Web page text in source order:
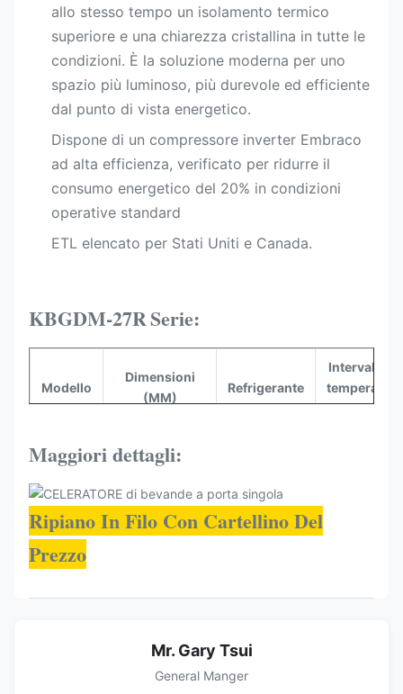
allo stesso tempo un isolamento termico
superiore e una chiarezza cristallina in tutte le
condizioni. È la soluzione moderna per uno
spazio più luminoso, più durevole ed efficiente
dal punto di vista energetico.
Dispone di un compressore inverter Embraco
ad alta efficienza, verificato per ridurre il
consumo energetico del 20% in condizioni
operative standard
ETL elencato per Stati Uniti e Canada.​
KBGDM-27RSerie:
Modello
Dimensioni
(MM)
Refrigerante
Intervallo di
temperatura
(°C)
27F
680*830*2100
Maggiori dettagli:
Ripiano In Filo Con Cartellino Del
Prezzo
Mr. Gary Tsui
General Manger